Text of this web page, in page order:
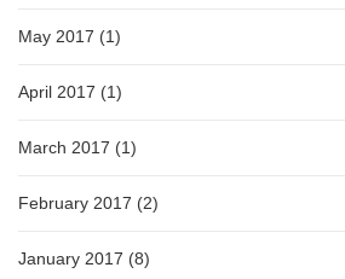
May 2017 (1)
April 2017 (1)
March 2017 (1)
February 2017 (2)
January 2017 (8)